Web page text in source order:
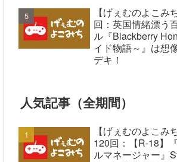
【げぇむのよこみ
回：英国情緒漂う
ル『Blackberry
イド物語～』は想
デキ！
人気記事（全期間）
【げぇむのよこみ
120回：【R-18】
ルマネージャー』